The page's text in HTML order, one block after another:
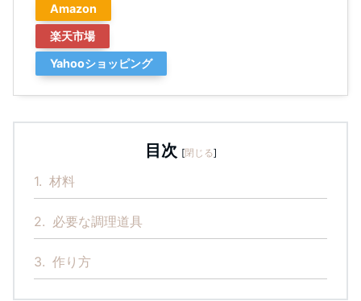
Amazon
楽天市場
Yahooショッピング
目次 [閉じる]
1. 材料
2. 必要な調理道具
3. 作り方